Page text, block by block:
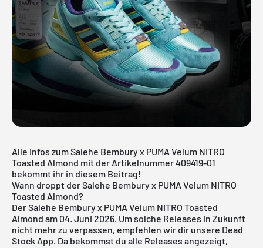
Alle Infos zum Salehe Bembury x PUMA Velum NITRO
Toasted Almond mit der Artikelnummer 409419-01
bekommt ihr in diesem Beitrag!
Wann droppt der Salehe Bembury x PUMA Velum NITRO
Toasted Almond?
Der Salehe Bembury x PUMA Velum NITRO Toasted
Almond am 04. Juni 2026. Um solche Releases in Zukunft
nicht mehr zu verpassen, empfehlen wir dir unsere Dead
Stock App. Da bekommst du alle Releases angezeigt,